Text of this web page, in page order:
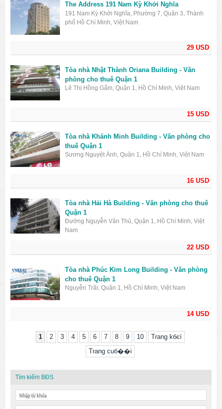
29 USD
The Address 191 Nam Kỳ Khởi Nghĩa
191 Nam Kỳ Khởi Nghĩa, Phường 7, Quận 3, Thành
phố Hồ Chí Minh, Việt Nam
15 USD
Tòa nhà Nhật Thành Oriana Building - Văn
phòng cho thuê Quận 1
Lê Thị Hồng Gấm, Quận 1, Hồ Chí Minh, Việt Nam
16 USD
Tòa nhà Khánh Minh Building - Văn phòng cho
thuê Quận 1
Sương Nguyệt Ánh, Quận 1, Hồ Chí Minh, Việt Nam
22 USD
Tòa nhà Hải Hà Building - Văn phòng cho thuê
Quận 1
Đường Nguyễn Văn Thủ, Quận 1, Hồ Chí Minh, Việt
Nam
14 USD
Tòa nhà Phúc Kim Long Building - Văn phòng
cho thuê Quận 1
Nguyễn Trãi, Quận 1, Hồ Chí Minh, Việt Nam
1 2 3 4 5 6 7 8 9 10
Trang kбєї
Trang cuб��i
Tìm kiếm BĐS